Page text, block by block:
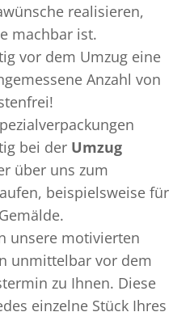
realisieren,
machbar ist.
vor dem Umzug eine
Anzahl von
bei der Umzug
über uns zum
beispielsweise für
unsere motivierten
unmittelbar vor dem
zu Ihnen. Diese
einzelne Stück Ihres